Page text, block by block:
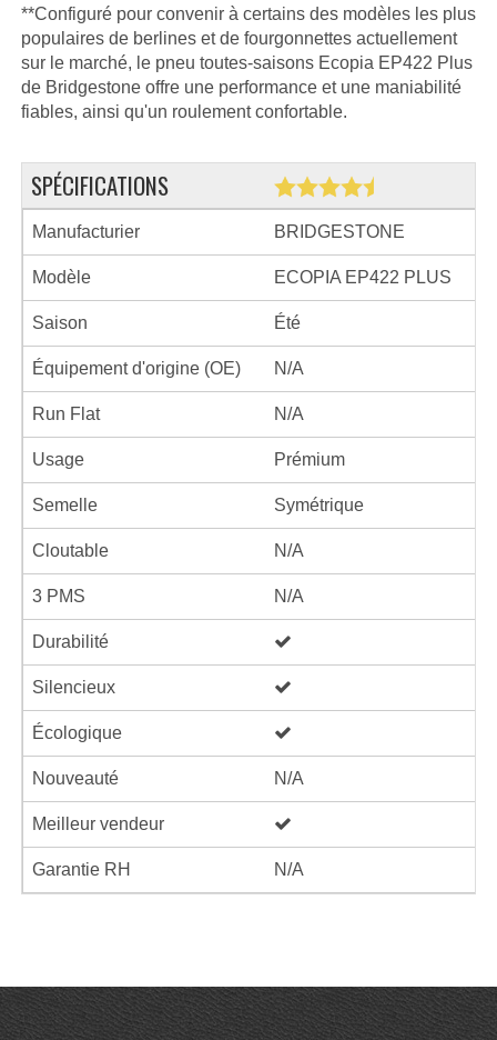
**Configuré pour convenir à certains des modèles les plus
populaires de berlines et de fourgonnettes actuellement
sur le marché, le pneu toutes-saisons Ecopia EP422 Plus
de Bridgestone offre une performance et une maniabilité
fiables, ainsi qu'un roulement confortable.
SPÉCIFICATIONS
Manufacturier BRIDGESTONE
Modèle ECOPIA EP422 PLUS
Saison Été
Équipement d'origine (OE) N/A
Run Flat N/A
Usage Prémium
Semelle Symétrique
Cloutable N/A
3 PMS N/A
Durabilité
Silencieux
Écologique
Nouveauté N/A
Meilleur vendeur
Garantie RH N/A